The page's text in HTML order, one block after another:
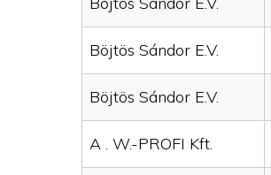
Böjtös Sándor E.V.
Böjtös Sándor E.V.
A . W.-PROFI Kft.